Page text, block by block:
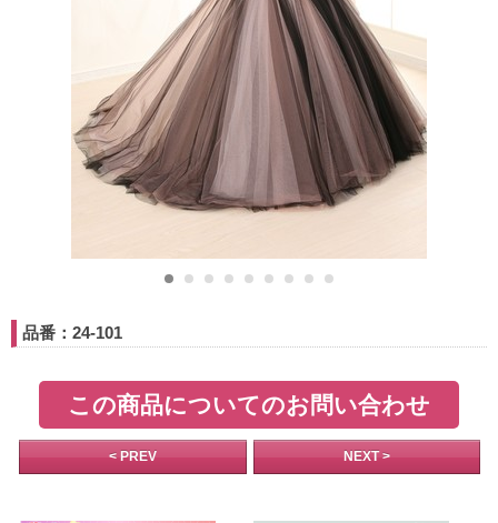
品番：24-101
この商品についてのお問い合わせ
< PREV NEXT >